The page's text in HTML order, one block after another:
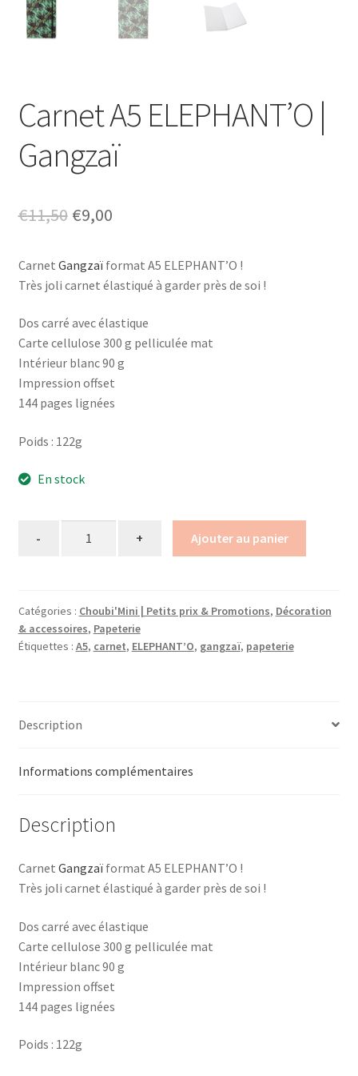
Carnet A5 ELEPHANT’O |
Gangzaï
€11,50 Le
initial
€11,50.
€9,00Le
actuel
€9,00.
Carnet Gangzaïformat A5 ELEPHANT’O !
Très joli carnet élastiqué à garder près de soi !
Dos carré avec élastique
Carte cellulose 300 g pelliculée mat
Intérieur blanc 90 g
Impression offset
144 pages lignées
Poids : 122g
En stock
Ajouter au panier
Catégories : Choubi'Mini | Petits prix & Promotions, Décoration
& accessoires, Papeterie
Étiquettes : A5, carnet, ELEPHANT’O, gangzaï, papeterie
Description
Informations complémentaires
Description
Carnet Gangzaïformat A5 ELEPHANT’O !
Très joli carnet élastiqué à garder près de soi !
Dos carré avec élastique
Carte cellulose 300 g pelliculée mat
Intérieur blanc 90 g
Impression offset
144 pages lignées
Poids : 122g